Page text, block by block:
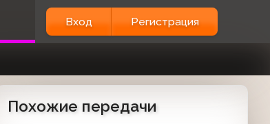
Вход Регистрация
Похожие передачи